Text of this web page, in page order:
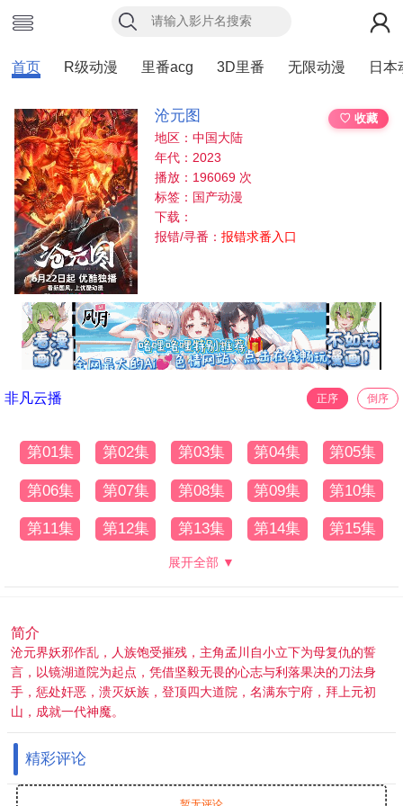
首页 R级动漫 里番acg 3D里番 无限动漫 日本
沧元图
♡ 收藏
地区：中国大陆
年代：2023
播放：196069 次
标签：国产动漫
下载：
报错/寻番：报错求番入口
非凡云播 正序 倒序
第01集 第02集 第03集 第04集 第05集
第06集 第07集 第08集 第09集 第10集
第11集 第12集 第13集 第14集 第15集
展开全部 ▼
简介
沧元界妖邪作乱，人族饱受摧残，主角孟川自小立下为母复仇的誓
言，以镜湖道院为起点，凭借坚毅无畏的心志与利落果决的刀法身
手，惩处奸恶，溃灭妖族，登顶四大道院，名满东宁府，拜上元初
山，成就一代神魔。
精彩评论